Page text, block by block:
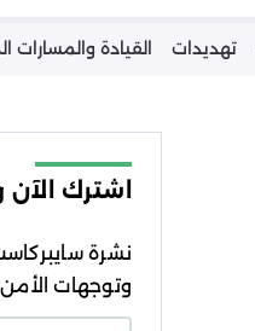
تهديدات القيادة والمسارات
اشترك
نشرة
وتوجهات الأمن